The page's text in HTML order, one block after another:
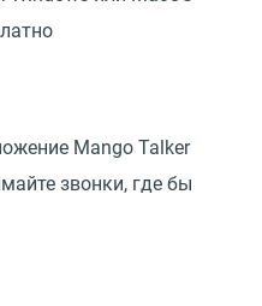
Mango Talker
звонки, где бы